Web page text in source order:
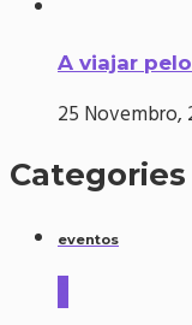
A viajar
25 Novembro,
Categories
eventos